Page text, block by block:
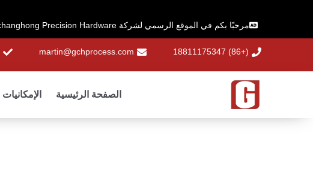
مرحبًا بكم في الموقع الرسمي لشركة Guochanghong Precision Hardware!
(+86) 18811175347
martin@gchprocess.com
الصفحة الرئيسية الإمكانيات